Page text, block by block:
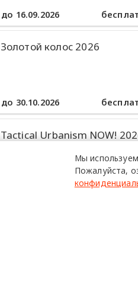
до 16.09.2026
Золотой колос 2026
до 30.10.2026
Tactical Urbanism NOW!
Мы
Пожалуйста,